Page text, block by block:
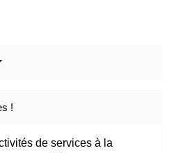
!
de services à la